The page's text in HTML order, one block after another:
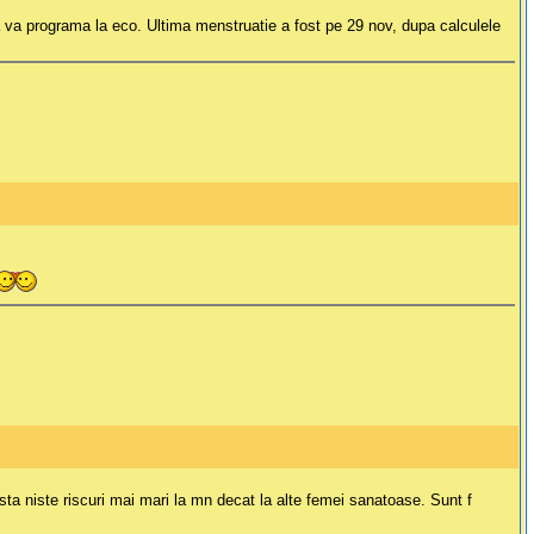
programa la eco. Ultima menstruatie a fost pe 29 nov, dupa calculele
niste riscuri mai mari la mn decat la alte femei sanatoase. Sunt f